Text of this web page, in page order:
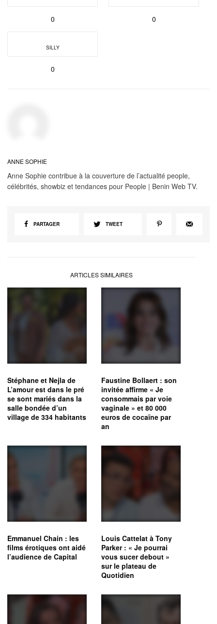
0 0
SILLY
0
ANNE SOPHIE
Anne Sophie contribue à la couverture de l’actualité people,
célébrités, showbiz et tendances pour People | Benin Web TV.
PARTAGER TWEET
ARTICLES SIMILAIRES
Stéphane et Nejla de
L’amour est dans le pré
se sont mariés dans la
salle bondée d’un
village de 334 habitants
Faustine Bollaert : son
invitée affirme « Je
consommais par voie
vaginale » et 80 000
euros de cocaïne par
an
Emmanuel Chain : les
films érotiques ont aidé
l’audience de Capital
Louis Cattelat à Tony
Parker : « Je pourrai
vous sucer debout »
sur le plateau de
Quotidien